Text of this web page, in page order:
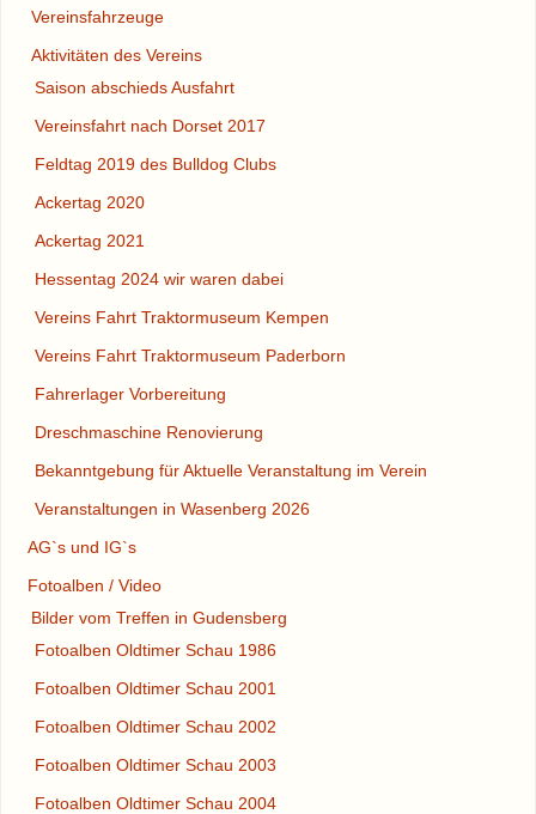
Vereinsfahrzeuge
Aktivitäten des Vereins
Saison abschieds Ausfahrt
Vereinsfahrt nach Dorset 2017
Feldtag 2019 des Bulldog Clubs
Ackertag 2020
Ackertag 2021
Hessentag 2024 wir waren dabei
Vereins Fahrt Traktormuseum Kempen
Vereins Fahrt Traktormuseum Paderborn
Fahrerlager Vorbereitung
Dreschmaschine Renovierung
Bekanntgebung für Aktuelle Veranstaltung im Verein
Veranstaltungen in Wasenberg 2026
AG`s und IG`s
Fotoalben / Video
Bilder vom Treffen in Gudensberg
Fotoalben Oldtimer Schau 1986
Fotoalben Oldtimer Schau 2001
Fotoalben Oldtimer Schau 2002
Fotoalben Oldtimer Schau 2003
Fotoalben Oldtimer Schau 2004